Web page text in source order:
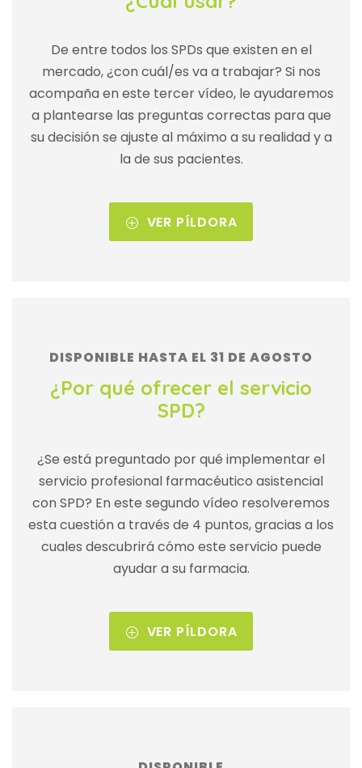
De entre todos los SPDs que existen en el
mercado, ¿con cuál/es va a trabajar? Si nos
acompaña en este tercer vídeo, le ayudaremos
a plantearse las preguntas correctas para que
su decisión se ajuste al máximo a su realidad y a
la de sus pacientes.
VER PÍLDORA
DISPONIBLE HASTA EL 31 DE AGOSTO
¿Por qué ofrecer el servicio
SPD?
¿Se está preguntado por qué implementar el
servicio profesional farmacéutico asistencial
con SPD? En este segundo vídeo resolveremos
esta cuestión a través de 4 puntos, gracias a los
cuales descubrirá cómo este servicio puede
ayudar a su farmacia.
VER PÍLDORA